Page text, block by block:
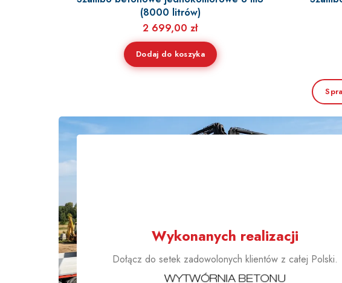
(8000 litrów)
2 699,00zł
Dodaj do koszyka
Wykonanych realizacji
Dołącz do setek zadowolonych klientów z całej Polski.